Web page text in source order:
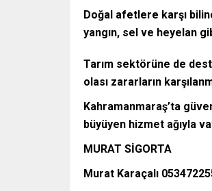
Doğal afetlere karşı
yangın, sel ve heyelan
Tarım sektörüne de
olası zararların
Kahramanmaraş’ta
büyüyen hizmet ağıyla
MURAT SİGORTA
Murat Karaçalı